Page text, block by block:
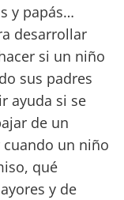
y papás…
desarrollar
si un niño
sus padres
ayuda si se
de un
un niño
qué
y de